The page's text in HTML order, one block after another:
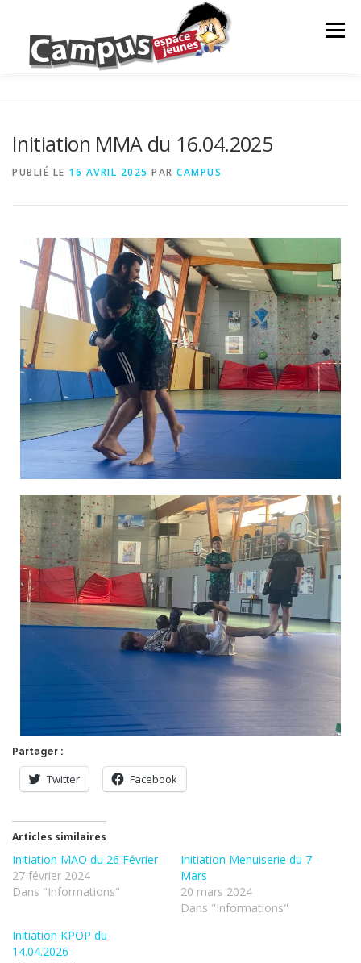
Menu
PROJETS DE JEUNES
NOS ACTIONS EVÈNEMENTS À VENIR
Initiation MMA du 16.04.2025
PUBLIÉ LE 16 AVRIL 2025 PAR CAMPUS
Partager :
Twitter Facebook
Articles similaires
Initiation MAO du 26 Février
27 février 2024
Dans "Informations"
Initiation Menuiserie du 7
Mars
20 mars 2024
Dans "Informations"
Initiation KPOP du
14.04.2026